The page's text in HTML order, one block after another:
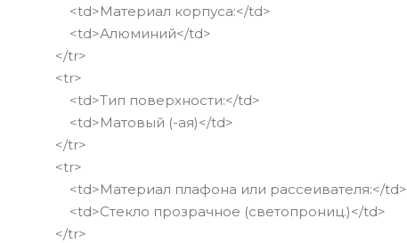
<td>Материал корпуса:</td>
<td>Алюминий</td>
</tr>
<tr>
<td>Тип поверхности:</td>
<td>Матовый (-ая)</td>
</tr>
<tr>
<td>Материал плафона или рассеивателя:</td>
<td>Стекло прозрачное (светопрониц.)</td>
</tr>